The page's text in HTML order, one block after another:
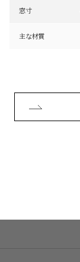
窓寸
主な材質